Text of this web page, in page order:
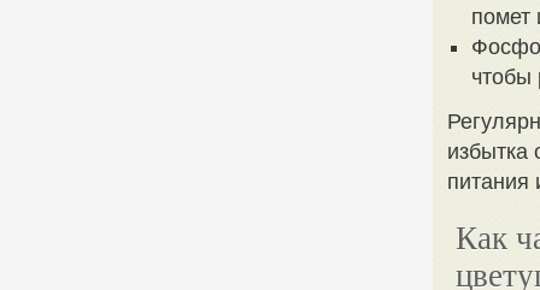
помет
чтобы
избытка
питания
Как